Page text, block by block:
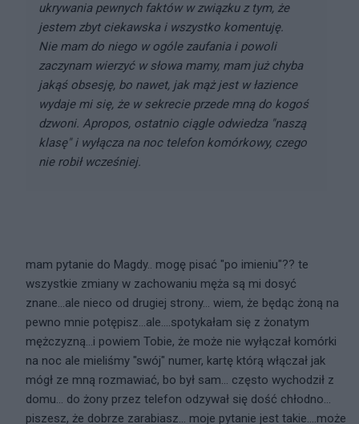
ukrywania pewnych faktów w związku z tym, że
jestem zbyt ciekawska i wszystko komentuję.
Nie mam do niego w ogóle zaufania i powoli
zaczynam wierzyć w słowa mamy, mam już chyba
jakąś obsesję, bo nawet, jak mąż jest w łazience
wydaje mi się, że w sekrecie przede mną do kogoś
dzwoni. Apropos, ostatnio ciągle odwiedza "naszą
klasę" i wyłącza na noc telefon komórkowy, czego
nie robił wcześniej.
mam pytanie do Magdy.. mogę pisać "po imieniu"?? te
wszystkie zmiany w zachowaniu męża są mi dosyć
znane...ale nieco od drugiej strony... wiem, że będąc żoną na
pewno mnie potępisz...ale....spotykałam się z żonatym
mężczyzną...i powiem Tobie, że może nie wyłączał komórki
na noc ale mieliśmy "swój" numer, kartę którą włączał jak
mógł ze mną rozmawiać, bo był sam... często wychodził z
domu... do żony przez telefon odzywał się dość chłodno...
piszesz, że dobrze zarabiasz... moje pytanie jest takie....może